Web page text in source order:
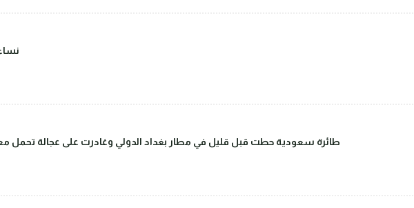
طائرة سعودية حطت قبل قليل في مطار بغداد الدولي وغادرت على عجالة تحمل